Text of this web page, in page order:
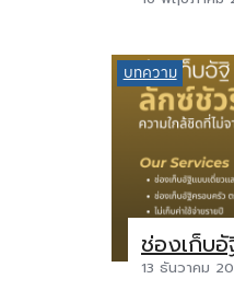
บทความ
ช่องเก็บ
13 ธันวาคม